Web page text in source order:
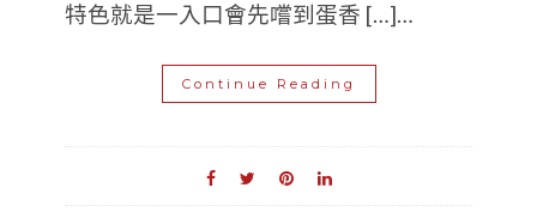
特色就是一入口會先嚐到蛋香 […]…
Continue Reading